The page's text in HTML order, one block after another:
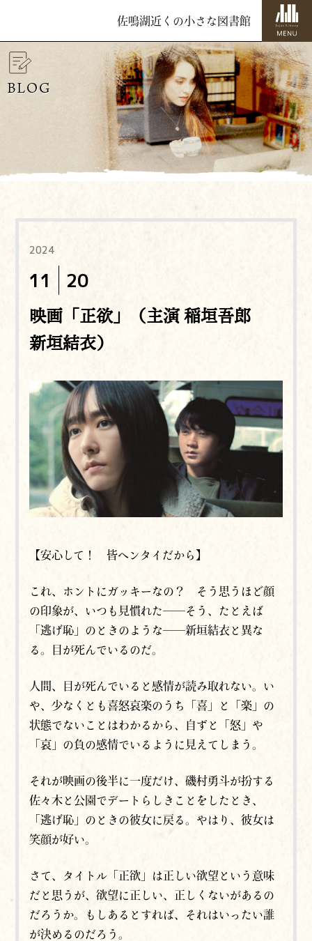
佐鳴湖近くの小さな図書館
BLOG
2024
11 20
映画「正欲」（主演 稲垣吾郎
新垣結衣）
【安心して！ 皆ヘンタイだから】
これ、ホントにガッキーなの？ そう思うほど顔
の印象が、いつも見慣れた──そう、たとえば
「逃げ恥」のときのような──新垣結衣と異な
る。目が死んでいるのだ。
人間、目が死んでいると感情が読み取れない。い
や、少なくとも喜怒哀楽のうち「喜」と「楽」の
状態でないことはわかるから、自ずと「怒」や
「哀」の負の感情でいるように見えてしまう。
それが映画の後半に一度だけ、磯村勇斗が扮する
佐々木と公園でデートらしきことをしたとき、
「逃げ恥」のときの彼女に戻る。やはり、彼女は
笑顔が好い。
さて、タイトル「正欲」は正しい欲望という意味
だと思うが、欲望に正しい、正しくないがあるの
だろうか。もしあるとすれば、それはいったい誰
が決めるのだろう。